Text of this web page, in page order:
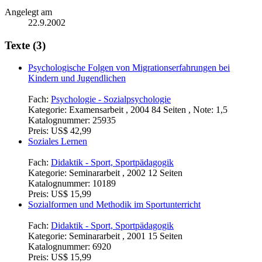
Angelegt am
22.9.2002
Texte (3)
Psychologische Folgen von Migrationserfahrungen bei
Kindern und Jugendlichen
Fach: Psychologie - Sozialpsychologie
Kategorie: Examensarbeit , 2004 84 Seiten , Note: 1,5
Katalognummer: 25935
Preis: US$ 42,99
Soziales Lernen
Fach: Didaktik - Sport, Sportpädagogik
Kategorie: Seminararbeit , 2002 12 Seiten
Katalognummer: 10189
Preis: US$ 15,99
Sozialformen und Methodik im Sportunterricht
Fach: Didaktik - Sport, Sportpädagogik
Kategorie: Seminararbeit , 2001 15 Seiten
Katalognummer: 6920
Preis: US$ 15,99